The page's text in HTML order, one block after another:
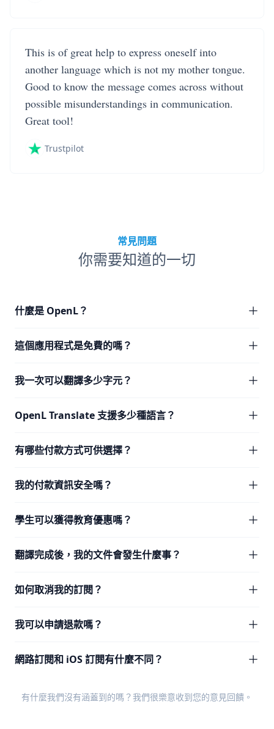
This is of great help to express oneself into
another language which is not my mother tongue.
Good to know the message comes across without
possible misunderstandings in communication.
Great tool!
Trustpilot
常見問題
你需要知道的一切
什麼是 OpenL？
這個應用程式是免費的嗎？
我一次可以翻譯多少字元？
OpenL Translate 支援多少種語言？
有哪些付款方式可供選擇？
我的付款資訊安全嗎？
學生可以獲得教育優惠嗎？
翻譯完成後，我的文件會發生什麼事？
如何取消我的訂閱？
我可以申請退款嗎？
網路訂閱和 iOS 訂閱有什麼不同？
有什麼我們沒有涵蓋到的嗎？我們很樂意收到您的意見回饋 。